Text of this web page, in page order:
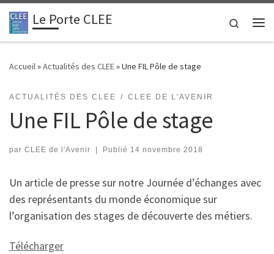
Passer au contenu
Le Porte CLEE
Search
Accueil»Actualités des CLEE»Une FIL Pôle de stage
ACTUALITÉS DES CLEE CLEE DE L'AVENIR
Une FIL Pôle de stage
par CLEE de l'Avenir | Publié 14 novembre 2018
Un article de presse sur notre Journée d’échanges avec
des représentants du monde économique sur
l’organisation des stages de découverte des métiers.
Télécharger